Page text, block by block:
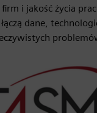
i jakość życia
dane,